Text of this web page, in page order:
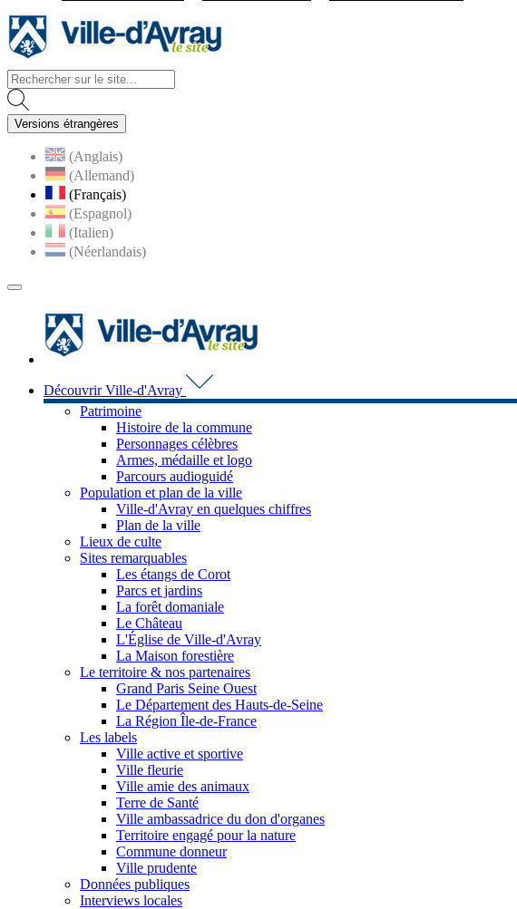
Versions étrangères
(Anglais)
(Allemand)
(Français)
(Espagnol)
(Italien)
(Néerlandais)
MENU
Découvrir Ville-d'Avray
Patrimoine
Histoire de la commune
Personnages célèbres
Armes, médaille et logo
Parcours audioguidé
Population et plan de la ville
Ville-d'Avray en quelques chiffres
Plan de la ville
Lieux de culte
Sites remarquables
Les étangs de Corot
Parcs et jardins
La forêt domaniale
Le Château
L'Église de Ville-d'Avray
La Maison forestière
Le territoire & nos partenaires
Grand Paris Seine Ouest
Le Département des Hauts-de-Seine
La Région Île-de-France
Les labels
Ville active et sportive
Ville fleurie
Ville amie des animaux
Terre de Santé
Ville ambassadrice du don d'organes
Territoire engagé pour la nature
Commune donneur
Ville prudente
Données publiques
Interviews locales